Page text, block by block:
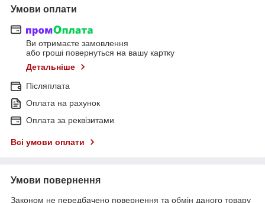
Умови оплати
Ви отримаєте замовлення
або гроші повернуться на вашу картку
Детальніше
Післяплата
Оплата на рахунок
Оплата за реквізитами
Всі умови оплати
Умови повернення
Законом не передбачено повернення та обмін даного товару